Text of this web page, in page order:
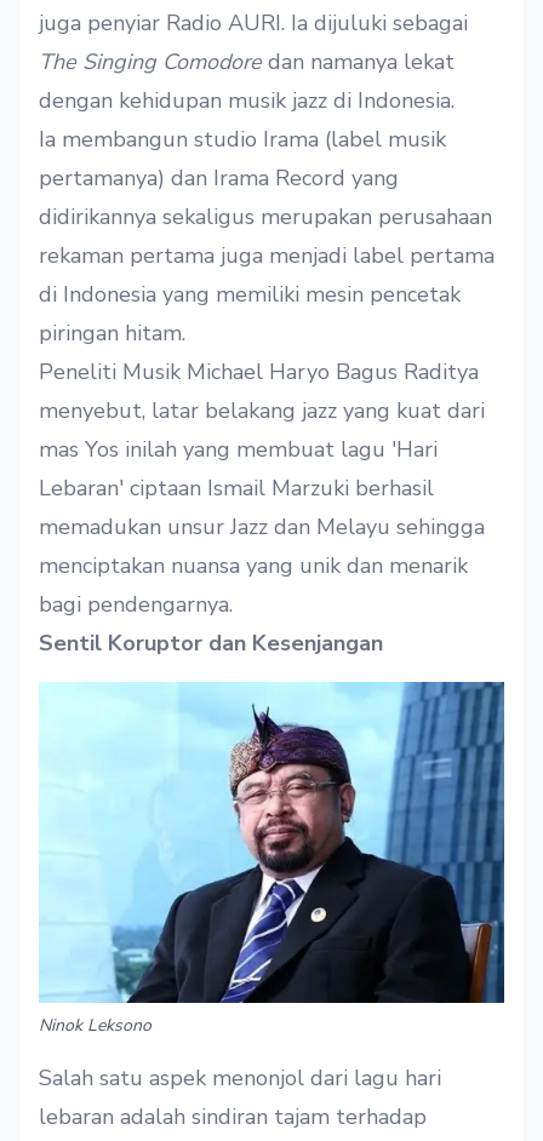
juga penyiar Radio AURI. Ia dijuluki sebagai
The Singing Comodore dan namanya lekat
dengan kehidupan musik jazz di Indonesia.
Ia membangun studio Irama (label musik
pertamanya) dan Irama Record yang
didirikannya sekaligus merupakan perusahaan
rekaman pertama juga menjadi label pertama
di Indonesia yang memiliki mesin pencetak
piringan hitam.
Peneliti Musik Michael Haryo Bagus Raditya
menyebut, latar belakang jazz yang kuat dari
mas Yos inilah yang membuat lagu 'Hari
Lebaran' ciptaan Ismail Marzuki berhasil
memadukan unsur Jazz dan Melayu sehingga
menciptakan nuansa yang unik dan menarik
bagi pendengarnya.
Sentil Koruptor dan Kesenjangan
Ninok Leksono
Salah satu aspek menonjol dari lagu hari
lebaran adalah sindiran tajam terhadap